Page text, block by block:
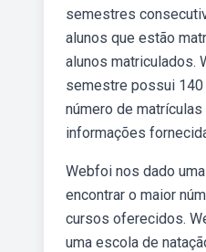
semestres
alunos que estão
alunos matriculados.
semestre possui 140
número de
informações
Webfoi nos dado
encontrar o maior
cursos oferecidos.
uma escola de